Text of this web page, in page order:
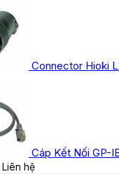
Connector Hioki
Cáp Kết Nối GP-
Liên hệ